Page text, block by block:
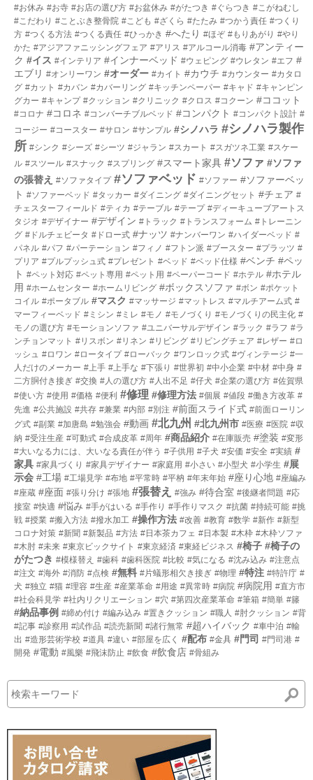
#お休み #お寺 #お店の選び方 #お盆休み #がたつき #ぐらつき #こがねむし
#こだわり #ことぶき整骨院 #こども #ざくら #たたみ #つかう責任 #つくり
方 #つくる方法 #つくる責任 #ひっかき #へたり #ほぞ #もりあがり #やり
かた #アジアファニッシングフェア #アリス #アルコール消毒 #アンティー
ク #イス #インテリア #インナーベッド #ウェピング #ウレタン #エフ #
エブリ #オンリーワン #オーダー #カイト #カウチ #カウンター #カタロ
グ #カット #カバン #カバーリング #キッチンペーパー #キャド #キャンピン
グカー #キャンプ #クッション #クリニック #クロス #コクーン #ココット
#コロナ #コロネ #コンバーチブルベッド #コンパクト #コンパクト設計 #
コージー #コースター #サロン #サンプル #シノハラ #シノハラ製作
所 #シンク #シーズ #シーツ #ジャラン #スカート #スガツネ工業 #スケー
ル #スツール #スナック #スプリング #スマート家具 #ソファ #ソファ
の張替え #ソファタイプ #ソファベッド #ソファー #ソファーベッ
ト #ソファーベッド #タッカー #ダイニング #ダイニングセット #チェア #
チェスターフィールド #ティカ #テーブル #テープ #ディーキューブアートス
タジオ #デザイナー #デザイン #トラック #トランスフォーム #トレーニン
グ #ドルチェビータ #ドロー式 #ナッツ #ナンバーワン #ハイダーベッド #
パネル #パフ #パーテーション #フィノ #フトン派 #ブースター #プラッツ #
プリア #プルプッシュ式 #プレゼント #ベッド #ベッド仕様 #ベンチ #ペッ
ト #ペット対応 #ペット専用 #ペット用 #ペーパーコード #ホテル #ホテル
用 #ホームセンター #ホームリビング #ボックスソファ #ボン #ポケット
コイル #ポータブル #マスク #マッサージ #マットレス #マルチアーム式 #
マーフィーベッド #ミシン #ミレ #モノ #モノづくり #モノづくりの民主化 #
モノの選び方 #モーションソファ #ユニバーサルデザイン #ラック #ラフ #ラ
ンチョンマット #リスボン #リネン #リビング #リビングチェア #レザー #ロ
ッシュ #ロワン #ロータイプ #ローバック #ワンロック式 #ヴィンテージ #一
人だけのメーカー #上手 #上手な #下張り #世界初 #中小企業 #中材 #中身 #
二方胴付き接ぎ #交換 #人の選び方 #人出不足 #仔犬 #企業の選び方 #佐賀県
#使い方 #使用 #価格 #便利 #修理 #修理方法 #個展 #値段 #働き方改革 #
先進 #公共施設 #共存 #兼業 #内部 #別注 #前面スライド式 #前面ローリン
グ式 #副業 #加唐島 #勉強会 #動画 #北九州 #北九州市 #医療 #医院 #収
納 #受注生産 #可動式 #合成皮革 #周年 #商品紹介 #在庫販売 #塗装 #変形
#大いなる力には、大いなる責任が伴う #子供用 #子犬 #安価 #安全 #実績 #
家具 #家具づくり #家具デザイナー #家庭用 #小さい #小型犬 #小学生 #展
示会 #工場 #工場見学 #布地 #平常時 #平枘 #年末年始 #座り心地 #座編み
#座蔵 #座面 #張り分け #張地 #張替え #強み #待合室 #後継者問題 #応
接室 #快適 #悩み #手がはいる #手作り #手作りマスク #抗菌 #持続可能 #挑
戦 #授業 #搬入方法 #撥水加工 #操作方法 #改善 #教育 #数学 #新作 #新型
コロナ対策 #新聞 #新製品 #方法 #日本茶カフェ #日本製 #木枠 #木枠ソファ
#木肘 #未来 #東京ビックサイト #東京経済 #東経ビジネス #椅子 #椅子の
がたつき #模様替え #歯科 #歯科医院 #比較 #気になる #沈み込み #注意点
#注文 #海外 #消防 #点検 #無料 #片蟻形相欠き接ぎ #物理 #特注 #特許庁 #
犬 #独立 #猫 #理容 #生産 #産業革命 #用途 #異常時 #病院 #病院用 #直方市
#社会科見学 #社内リクリエーション #穴 #第四次産業革命 #筆箱 #簡単 #籐
#納品事例 #締め付け #編み込み #置きクッション #職人 #肘クッション #背
#記事 #診察用 #試作品 #読売新聞 #諸行無常 #超ハイバック #車中泊 #輸
出 #造形芸術学校 #道具 #違い #部屋を広く #配布 #金具 #門司 #門司港 #
開発 #電動 #風樂 #飛沫防止 #飲食 #飲食店 #骨組み